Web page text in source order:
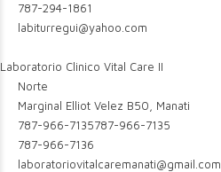
787-294-1861
labiturregui@yahoo.com
Laboratorio Clinico Vital Care II
Norte
Marginal Elliot Velez B50, Manati
787-966-7135787-966-7135
787-966-7136
laboratoriovitalcaremanati@gmail.com